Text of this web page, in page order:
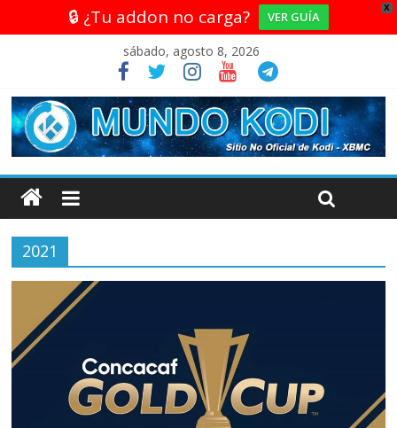
X
🔒 ¿Tu addon no carga? VER GUÍA
sábado, agosto 8, 2026
2021